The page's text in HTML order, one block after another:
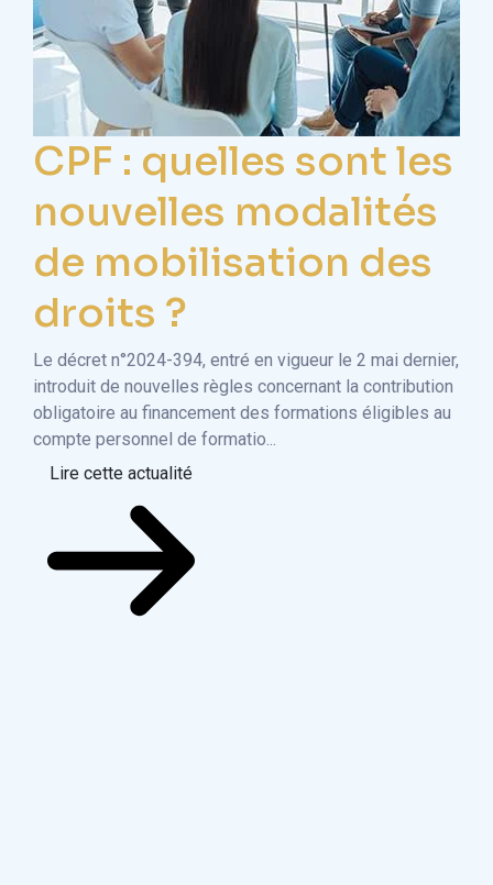
CPF : quelles sont les
nouvelles modalités
de mobilisation des
droits ?
Le décret n°2024-394, entré en vigueur le 2 mai dernier,
introduit de nouvelles règles concernant la contribution
obligatoire au financement des formations éligibles au
compte personnel de formatio...
Lire cette actualité